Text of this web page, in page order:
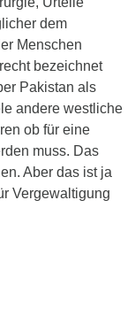
dem
Menschen
bezeichnet
Pakistan als
andere westliche
ob für eine
muss. Das
Aber das ist ja
Vergewaltigung